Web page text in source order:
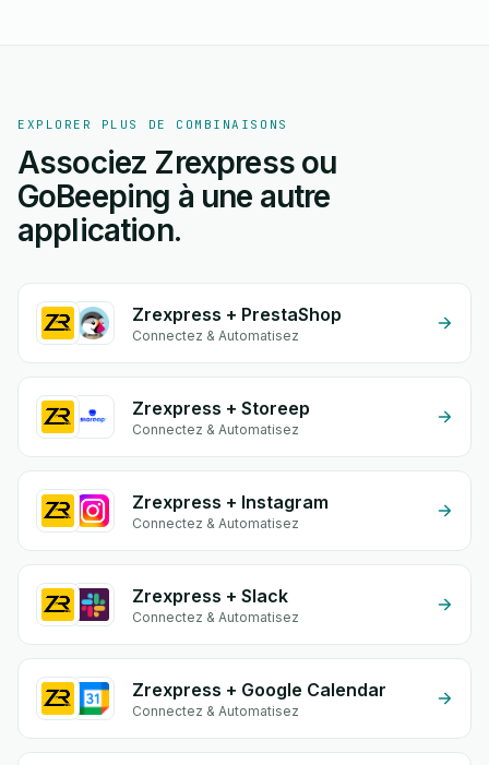
EXPLORER PLUS DE COMBINAISONS
Associez Zrexpress ou
GoBeeping à une autre
application.
Zrexpress + PrestaShop
Connectez & Automatisez
Zrexpress + Storeep
Connectez & Automatisez
Zrexpress + Instagram
Connectez & Automatisez
Zrexpress + Slack
Connectez & Automatisez
Zrexpress + Google Calendar
Connectez & Automatisez